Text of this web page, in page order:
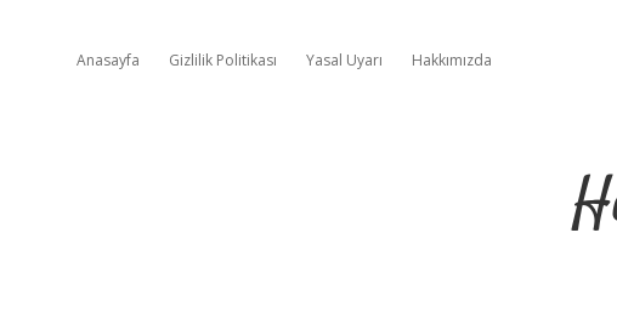
Anasayfa Gizlilik Politikası Yasal Uyarı Hakkımızda